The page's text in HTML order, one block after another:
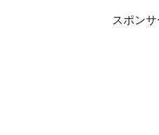
スポン